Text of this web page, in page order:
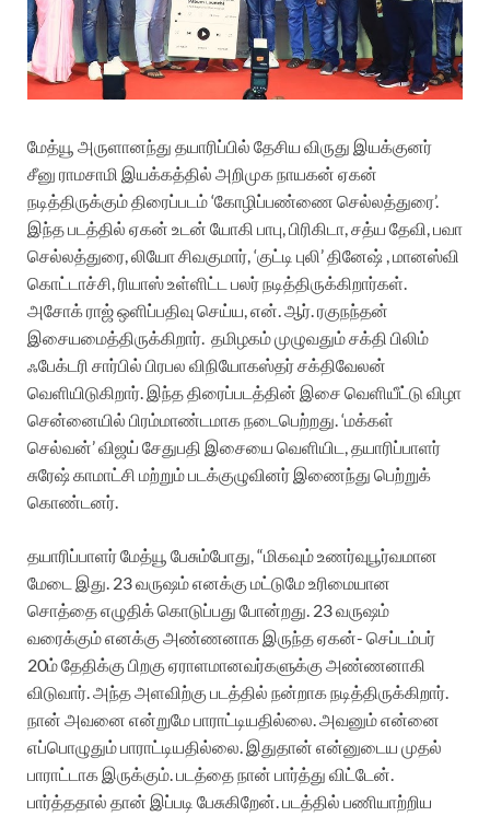
மேத்யூ அருளானந்து தயாரிப்பில் தேசிய விருது இயக்குனர்
சீனு ராமசாமி இயக்கத்தில் அறிமுக நாயகன் ஏகன்
நடித்திருக்கும் திரைப்படம் ‘கோழிப்பண்ணை செல்லத்துரை’.
இந்த படத்தில் ஏகன் உடன் யோகி பாபு, பிரிகிடா, சத்ய தேவி, பவா
செல்லத்துரை, லியோ சிவகுமார், ‘குட்டி புலி’ தினேஷ் , மானஸ்வி
கொட்டாச்சி, ரியாஸ் உள்ளிட்ட பலர் நடித்திருக்கிறார்கள்.
அசோக் ராஜ் ஒளிப்பதிவு செய்ய, என். ஆர். ரகுநந்தன்
இசையமைத்திருக்கிறார்.‌ தமிழகம் முழுவதும் சக்தி பிலிம்
ஃபேக்டரி சார்பில் பிரபல விநியோகஸ்தர் சக்திவேலன்
வெளியிடுகிறார். இந்த திரைப்படத்தின் இசை வெளியீட்டு விழா
சென்னையில் பிரம்மாண்டமாக நடைபெற்றது. ‘மக்கள்
செல்வன்’ விஜய் சேதுபதி இசையை வெளியிட, தயாரிப்பாளர்
சுரேஷ் காமாட்சி மற்றும் படக்குழுவினர் இணைந்து பெற்றுக்
கொண்டனர்.
தயாரிப்பாளர் மேத்யூ பேசும்போது, “மிகவும் உணர்வுபூர்வமான
மேடை இது. 23 வருஷம் எனக்கு மட்டுமே உரிமையான
சொத்தை எழுதிக் கொடுப்பது போன்றது. 23 வருஷம்
வரைக்கும் எனக்கு அண்ணனாக இருந்த ஏகன்- செப்டம்பர்
20ம் தேதிக்கு பிறகு ஏராளமானவர்களுக்கு அண்ணனாகி
விடுவார். அந்த அளவிற்கு படத்தில் நன்றாக நடித்திருக்கிறார்.
நான் அவனை என்றுமே பாராட்டியதில்லை. அவனும் என்னை
எப்பொழுதும் பாராட்டியதில்லை. இதுதான் என்னுடைய முதல்
பாராட்டாக இருக்கும். படத்தை நான் பார்த்து விட்டேன்.
பார்த்ததால் தான் இப்படி பேசுகிறேன். படத்தில் பணியாற்றிய